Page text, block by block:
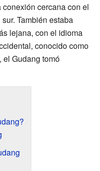
cercana con el
También estaba
lejana, con el idioma
conocido como
el Gudang tomó